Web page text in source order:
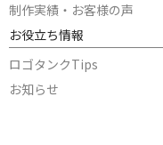
制作実績・お客様の声
お役立ち情報
ロゴタンクTips
お知らせ